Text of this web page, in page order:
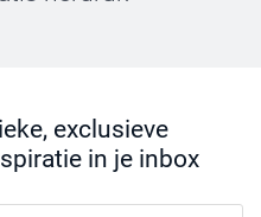
exclusieve
in je inbox